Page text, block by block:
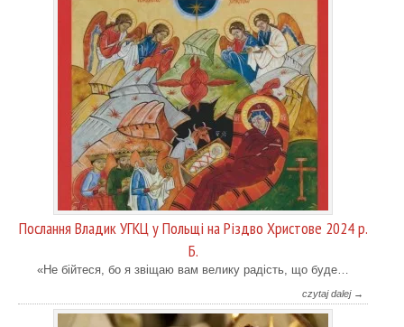
Послання Владик УГКЦ у Польщі на Різдво Христове 2024 р.
Б.
«Не бійтеся, бо я звіщаю вам велику радість, що буде…
czytaj dalej →